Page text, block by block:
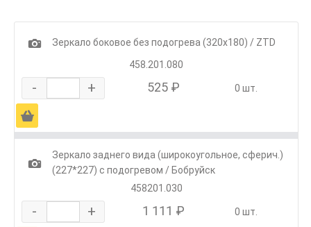
1
Зеркало боковое без подогрева (320х180) / ZTD
458.201.080
- + 525 ₽ 0 шт.
Ä
1
Зеркало заднего вида (широкоугольное, сферич.)
(227*227) с подогревом / Бобруйск
458201.030
- + 1 111 ₽ 0 шт.